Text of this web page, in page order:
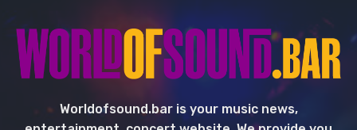
Worldofsound.bar is your music news,